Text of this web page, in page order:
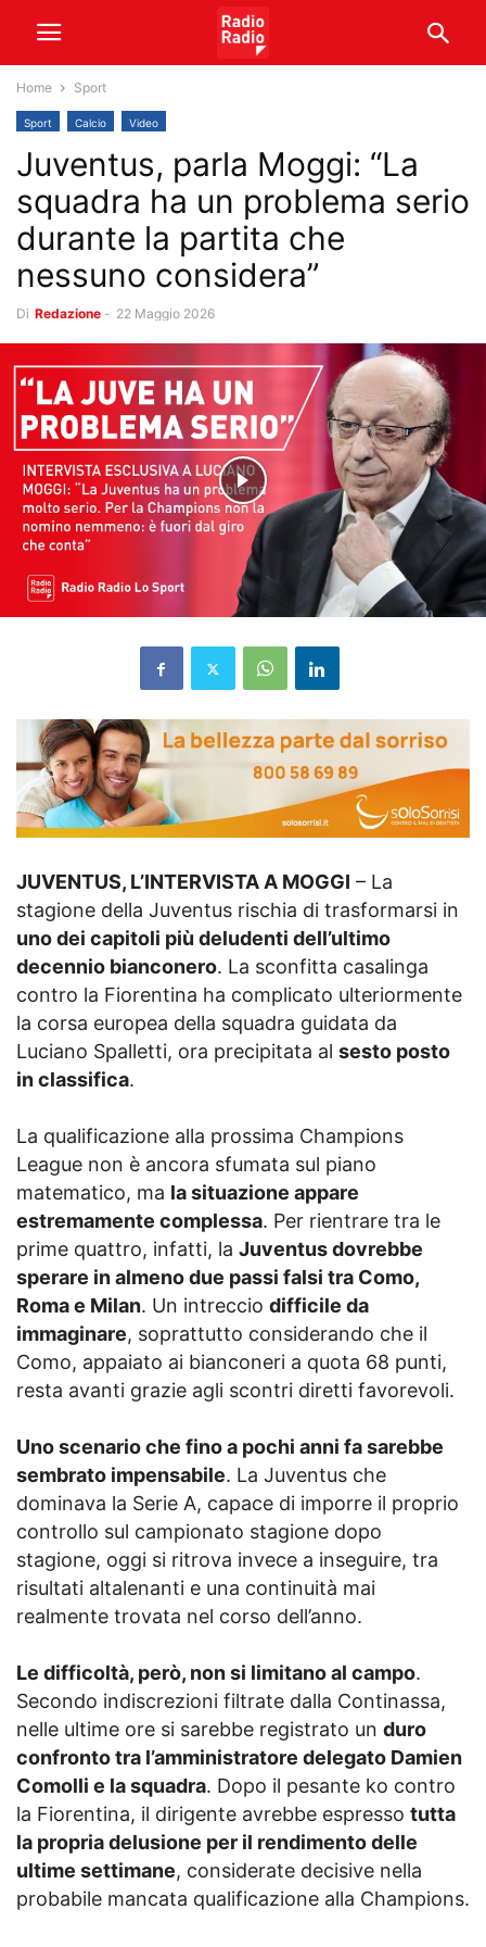
Home Sport
Sport Calcio Video
Juventus, parla Moggi: “La
squadra ha un problema serio
durante la partita che
nessuno considera”
Di Redazione - 22 Maggio 2026
JUVENTUS, L’INTERVISTA A MOGGI – La
stagione della Juventus rischia di trasformarsi in
uno dei capitoli più deludenti dell’ultimo
decennio bianconero. La sconfitta casalinga
contro la Fiorentina ha complicato ulteriormente
la corsa europea della squadra guidata da
Luciano Spalletti, ora precipitata al sesto posto
in classifica.
La qualificazione alla prossima Champions
League non è ancora sfumata sul piano
matematico, ma la situazione appare
estremamente complessa. Per rientrare tra le
prime quattro, infatti, la Juventus dovrebbe
sperare in almeno due passi falsi tra Como,
Roma e Milan. Un intreccio difficile da
immaginare, soprattutto considerando che il
Como, appaiato ai bianconeri a quota 68 punti,
resta avanti grazie agli scontri diretti favorevoli.
Uno scenario che fino a pochi anni fa sarebbe
sembrato impensabile. La Juventus che
dominava la Serie A, capace di imporre il proprio
controllo sul campionato stagione dopo
stagione, oggi si ritrova invece a inseguire, tra
risultati altalenanti e una continuità mai
realmente trovata nel corso dell’anno.
Le difficoltà, però, non si limitano al campo.
Secondo indiscrezioni filtrate dalla Continassa,
nelle ultime ore si sarebbe registrato un duro
confronto tra l’amministratore delegato Damien
Comolli e la squadra. Dopo il pesante ko contro
la Fiorentina, il dirigente avrebbe espresso tutta
la propria delusione per il rendimento delle
ultime settimane, considerate decisive nella
probabile mancata qualificazione alla Champions.